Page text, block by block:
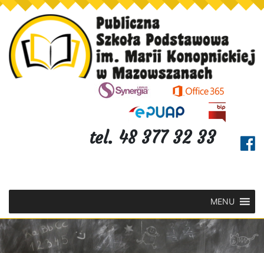
tel. 48 377 32 33
MENU